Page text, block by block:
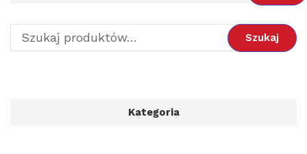
Szukaj
Kategoria